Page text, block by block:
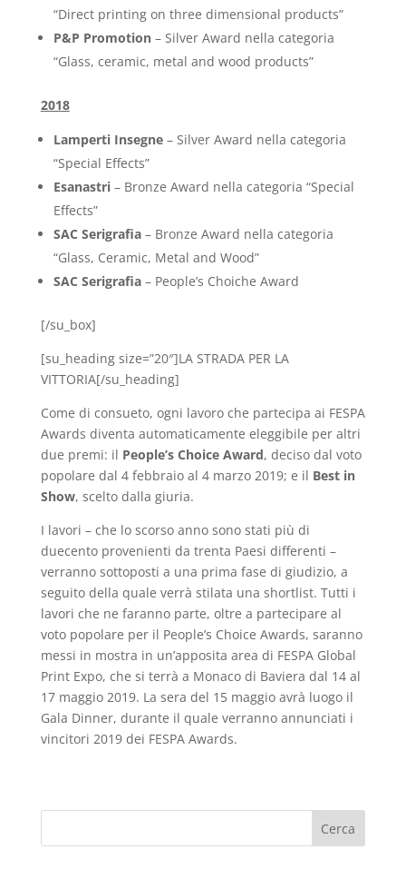
“Direct printing on three dimensional products”
P&P Promotion– Silver Award nella categoria
“Glass, ceramic, metal and wood products”
2018
Lamperti Insegne – Silver Award nella categoria
“Special Effects”
Esanastri– Bronze Award nella categoria “Special
Effects”
SAC Serigrafia– Bronze Award nella categoria
“Glass, Ceramic, Metal and Wood”
SAC Serigrafia– People’s Choiche Award
[/su_box]
[su_heading size=”20″]LA STRADA PER LA
VITTORIA[/su_heading]
Come di consueto, ogni lavoro che partecipa ai FESPA
Awards diventa automaticamente eleggibile per altri
due premi: il People’s Choice Award, deciso dal voto
popolare dal 4 febbraio al 4 marzo 2019; e il Best in
Show, scelto dalla giuria.
I lavori – che lo scorso anno sono stati più di
duecento provenienti da trenta Paesi differenti –
verranno sottoposti a una prima fase di giudizio, a
seguito della quale verrà stilata una shortlist. Tutti i
lavori che ne faranno parte, oltre a partecipare al
voto popolare per il People’s Choice Awards, saranno
messi in mostra in un’apposita area di FESPA Global
Print Expo, che si terrà a Monaco di Baviera dal 14 al
17 maggio 2019. La sera del 15 maggio avrà luogo il
Gala Dinner, durante il quale verranno annunciati i
vincitori 2019 dei FESPA Awards.